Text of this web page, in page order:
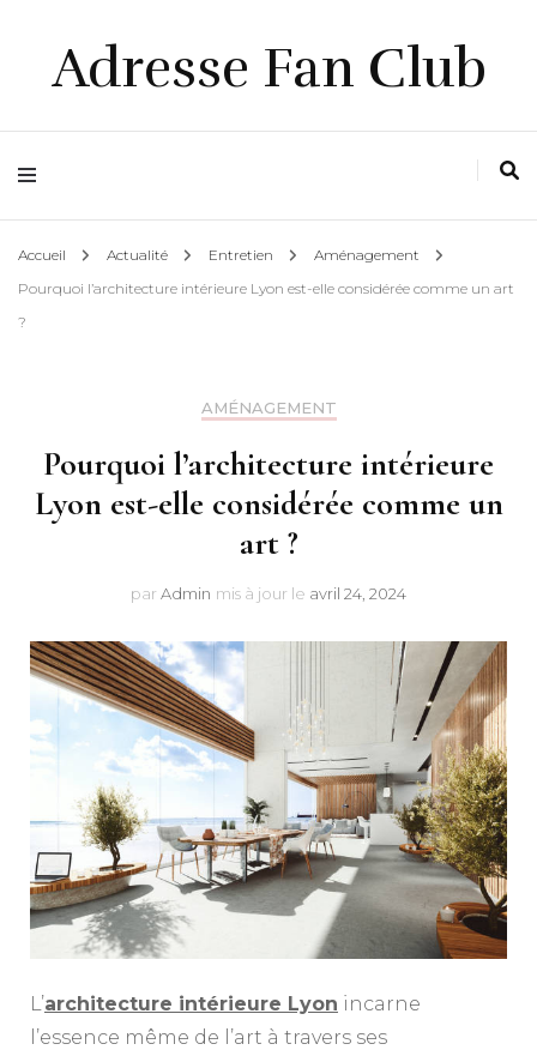
Adresse Fan Club
Accueil Actualité Entretien
Aménagement
Pourquoi l’architecture intérieure Lyon est-elle considérée comme un art
?
AMÉNAGEMENT
Pourquoi l’architecture intérieure
Lyon est-elle considérée comme un
art ?
par Admin mis à jour le avril 24, 2024
L’architecture intérieure Lyon incarne
l’essence même de l’art à travers ses